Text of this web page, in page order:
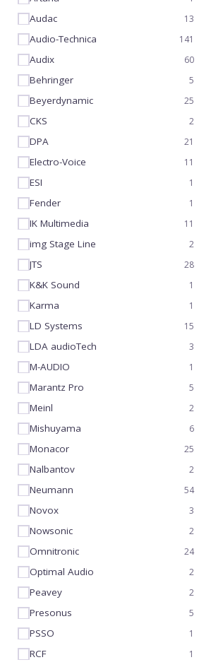
Audac 13
Audio-Technica 141
Audix 60
Behringer 5
Beyerdynamic 25
CKS 2
DPA 21
Electro-Voice 11
ESI 1
Fender 1
IK Multimedia 11
img Stage Line 2
JTS 28
K&K Sound 1
Karma 1
LD Systems 15
LDA audioTech 3
M-AUDIO 1
Marantz Pro 5
Meinl 2
Mishuyama 6
Monacor 25
Nalbantov 2
Neumann 54
Novox 3
Nowsonic 2
Omnitronic 24
Optimal Audio 2
Peavey 2
Presonus 5
PSSO 1
RCF 1